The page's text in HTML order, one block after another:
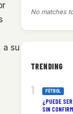
a su
No matches
TRENDING
FÚTBOL
¿PUEDE
SIN